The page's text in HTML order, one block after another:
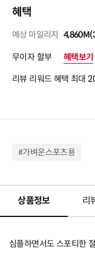
혜택
예상 마일리지
무이자 할부
혜택보기
리뷰 리워드 혜택 최대
#가벼운스포츠용
상품정보 리
심플하면서도 스포티한